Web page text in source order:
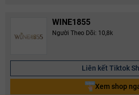
WINE1855
Người Theo Dõi: 10,8k
Liên kết Tiktok
Xem shop